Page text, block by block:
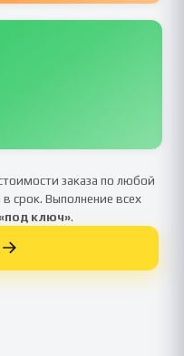
заказа по любой
срок. Выполнение всех
ключ».